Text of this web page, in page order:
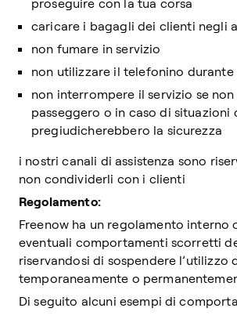
proseguire con la tua corsa
caricare i bagagli dei clienti negli
non fumare in servizio
non utilizzare il telefonino durante
non interrompere il servizio se
passeggero o in caso di situazioni
pregiudicherebbero la sicurezza
i nostri canali di assistenza sono
non condividerli con i clienti
Regolamento:
Freenow ha un regolamento interno
eventuali comportamenti scorretti
riservandosi di sospendere l’utilizzo
temporaneamente o
Di seguito alcuni esempi di